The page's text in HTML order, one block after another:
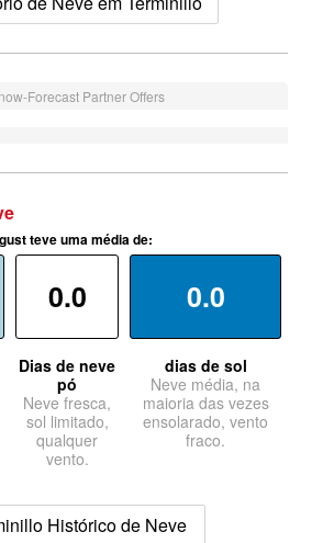
Forecast Partner Offers
teve uma média de:
0.0
Dias de neve
pó
Neve fresca,
sol limitado,
qualquer
vento.
0.0
dias de sol
Neve média, na
maioria das vezes
ensolarado, vento
fraco.
Histórico de Neve